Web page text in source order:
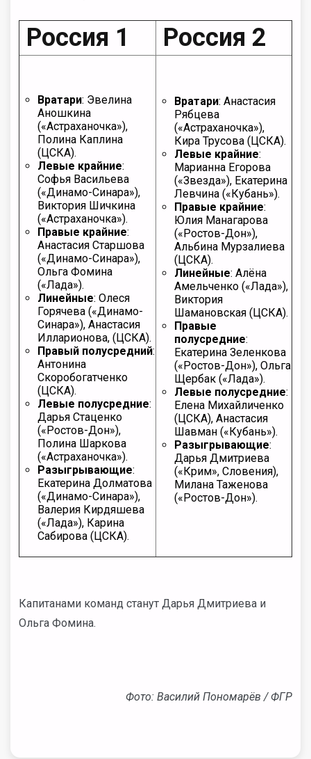
Россия 1 Россия 2
Вратари: Эвелина
Аношкина
(«Астраханочка»),
Полина Каплина
(ЦСКА).
Левые крайние:
Софья Васильева
(«Динамо-Синара»),
Виктория Шичкина
(«Астраханочка»).
Правые крайние:
Анастасия Старшова
(«Динамо-Синара»),
Ольга Фомина
(«Лада»).
Линейные: Олеся
Горячева («Динамо-
Синара»), Анастасия
Илларионова, (ЦСКА).
Правый полусредний:
Антонина
Скоробогатченко
(ЦСКА).
Левые полусредние:
Дарья Стаценко
(«Ростов-Дон»),
Полина Шаркова
(«Астраханочка»).
Разыгрывающие:
Екатерина Долматова
(«Динамо-Синара»),
Валерия Кирдяшева
(«Лада»), Карина
Сабирова (ЦСКА).
Вратари: Анастасия
Рябцева
(«Астраханочка»),
Кира Трусова (ЦСКА).
Левые крайние:
Марианна Егорова
(«Звезда»), Екатерина
Левчина («Кубань»).
Правые крайние:
Юлия Манагарова
(«Ростов-Дон»),
Альбина Мурзалиева
(ЦСКА).
Линейные: Алёна
Амельченко («Лада»),
Виктория
Шамановская (ЦСКА).
Правые
полусредние:
Екатерина Зеленкова
(«Ростов-Дон»), Ольга
Щербак («Лада»).
Левые полусредние:
Елена Михайличенко
(ЦСКА), Анастасия
Шавман («Кубань»).
Разыгрывающие:
Дарья Дмитриева
(«Крим», Словения),
Милана Таженова
(«Ростов-Дон»).
Капитанами команд станут Дарья Дмитриева и
Ольга Фомина.
Фото: Василий Пономарёв / ФГР